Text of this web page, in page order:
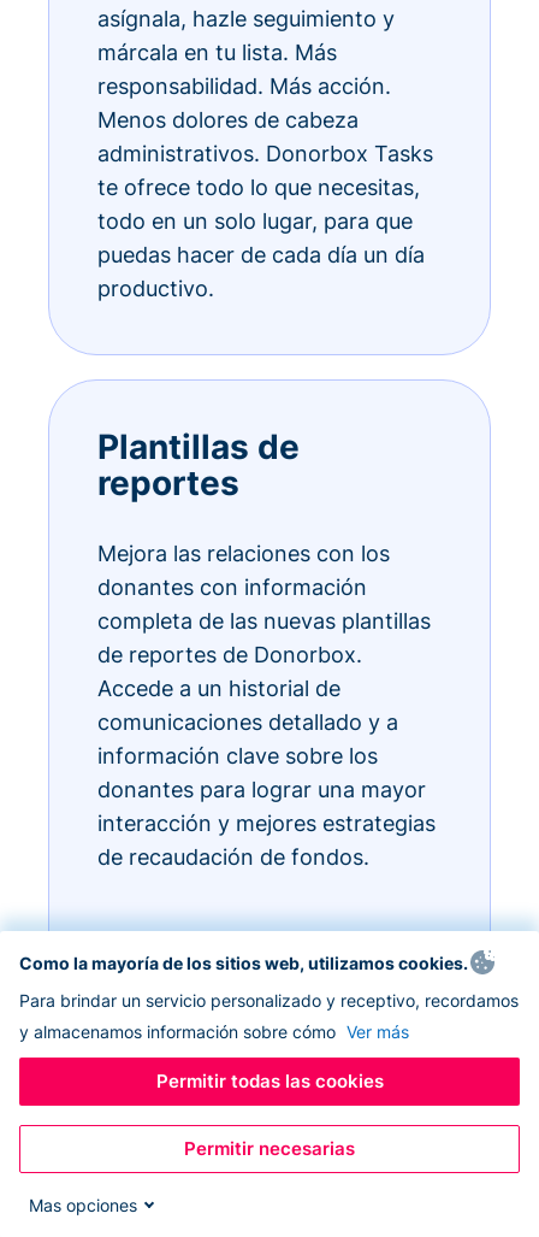
asígnala, hazle seguimiento y
márcala en tu lista. Más
responsabilidad. Más acción.
Menos dolores de cabeza
administrativos. Donorbox Tasks
te ofrece todo lo que necesitas,
todo en un solo lugar, para que
puedas hacer de cada día un día
productivo.
Plantillas de
reportes
Mejora las relaciones con los
donantes con información
completa de las nuevas plantillas
de reportes de Donorbox.
Accede a un historial de
comunicaciones detallado y a
información clave sobre los
donantes para lograr una mayor
interacción y mejores estrategias
de recaudación de fondos.
Como la mayoría de los sitios web, utilizamos cookies.
Para brindar un servicio personalizado y receptivo, recordamos
y almacenamos información sobre cómo Ver más
Permitir todas las cookies
Permitir necesarias
Mas opciones